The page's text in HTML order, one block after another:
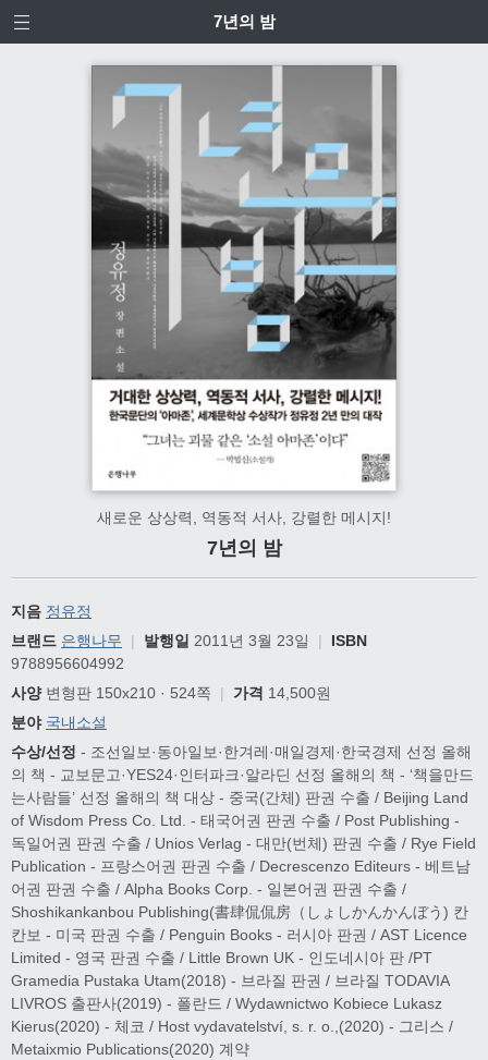
7년의 밤
새로운 상상력, 역동적 서사, 강렬한 메시지!
7년의 밤
지음 정유정
브랜드 은행나무 | 발행일 2011년 3월 23일 |
ISBN
9788956604992
사양변형판 150x210 · 524쪽 | 가격 14,500원
분야 국내소설
수상/선정 - 조선일보·동아일보·한겨레·매일경제·한국경제 선정 올해
의 책 - 교보문고·YES24·인터파크·알라딘 선정 올해의 책 - ‘책을만드
는사람들’ 선정 올해의 책 대상 - 중국(간체) 판권 수출 / Beijing Land
of Wisdom Press Co. Ltd. - 태국어권 판권 수출 / Post Publishing -
독일어권 판권 수출 / Unios Verlag - 대만(번체) 판권 수출 / Rye Field
Publication - 프랑스어권 판권 수출 / Decrescenzo Editeurs - 베트남
어권 판권 수출 / Alpha Books Corp. - 일본어권 판권 수출 /
Shoshikankanbou Publishing(書肆侃侃房（しょしかんかんぼう) 칸
칸보 - 미국 판권 수출 / Penguin Books - 러시아 판권 / AST Licence
Limited - 영국 판권 수출 / Little Brown UK - 인도네시아 판 /PT
Gramedia Pustaka Utam(2018) - 브라질 판권 / 브라질 TODAVIA
LIVROS 출판사(2019) - 폴란드 / Wydawnictwo Kobiece Lukasz
Kierus(2020) - 체코 / Host vydavatelství, s. r. o.,(2020) - 그리스 /
Metaixmio Publications(2020) 계약